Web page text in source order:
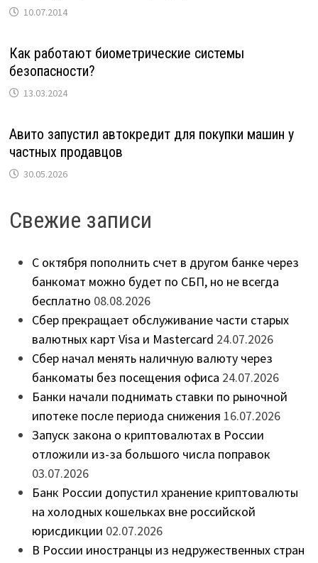
10.07.2014
Как работают биометрические системы
безопасности?
13.03.2024
Авито запустил автокредит для покупки машин у
частных продавцов
30.05.2026
Свежие записи
С октября пополнить счет в другом банке через
банкомат можно будет по СБП, но не всегда
бесплатно 08.08.2026
Сбер прекращает обслуживание части старых
валютных карт Visa и Mastercard 24.07.2026
Сбер начал менять наличную валюту через
банкоматы без посещения офиса 24.07.2026
Банки начали поднимать ставки по рыночной
ипотеке после периода снижения 16.07.2026
Запуск закона о криптовалютах в России
отложили из-за большого числа поправок
03.07.2026
Банк России допустил хранение криптовалюты
на холодных кошельках вне российской
юрисдикции 02.07.2026
В России иностранцы из недружественных стран